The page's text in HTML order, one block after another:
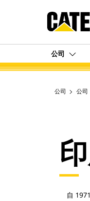
公司
公司 公司
自